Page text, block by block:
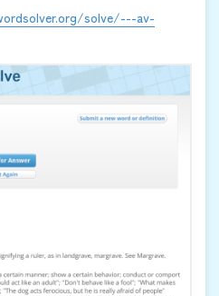
solve/---av-